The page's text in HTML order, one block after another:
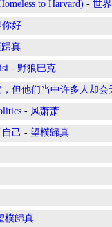
to Harvard) - 世
你好
真
- 野狼巴克
但他们当中许多人却会
- 风萧萧
己 - 望樸歸真
樸歸真